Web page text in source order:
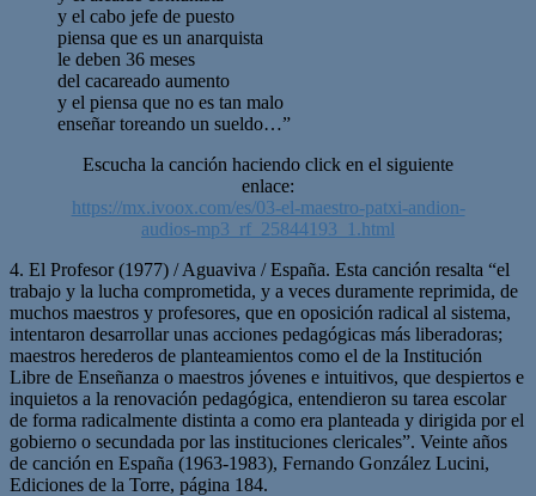
y el cabo jefe de puesto
piensa que es un anarquista
le deben 36 meses
del cacareado aumento
y el piensa que no es tan malo
enseñar toreando un sueldo…”
Escucha la canción haciendo click en el siguiente
enlace:
https://mx.ivoox.com/es/03-el-maestro-patxi-andion-
audios-mp3_rf_25844193_1.html
4. El Profesor (1977) / Aguaviva / España. Esta canción resalta “el
trabajo y la lucha comprometida, y a veces duramente reprimida, de
muchos maestros y profesores, que en oposición radical al sistema,
intentaron desarrollar unas acciones pedagógicas más liberadoras;
maestros herederos de planteamientos como el de la Institución
Libre de Enseñanza o maestros jóvenes e intuitivos, que despiertos e
inquietos a la renovación pedagógica, entendieron su tarea escolar
de forma radicalmente distinta a como era planteada y dirigida por el
gobierno o secundada por las instituciones clericales”. Veinte años
de canción en España (1963-1983), Fernando González Lucini,
Ediciones de la Torre, página 184.